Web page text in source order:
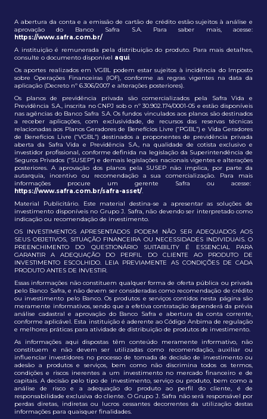
A abertura da conta e a emissão de cartão de crédito estão sujeitos à análise e
aprovação do Banco Safra S.A. Para saber mais, acesse:
https://www.safra.com.br/
A instituição é remunerada pela distribuição do produto. Para mais detalhes,
consulte o documento disponível aqui.
Os aportes realizados em VGBL podem estar sujeitos à incidência do Imposto
sobre Operações Financeiras (IOF), conforme as regras vigentes na data da
aplicação (Decreto nº 6.306/2007 e alterações posteriores).
Os planos de previdência privada são comercializados pela Safra Vida e
Previdência S.A., inscrita no CNPJ sob o nº 30.902.174/0001-05 e estão disponíveis
nas agências do Banco Safra S.A. Os fundos vinculados aos planos são destinados
a receber aplicações, com exclusividade, de recursos das reservas técnicas
relacionadas aos Planos Geradores de Benefícios Livre (“PGBL”) e Vida Geradores
de Benefícios Livre (“VGBL”) destinados a proponentes de previdência privada
aberta da Safra Vida e Previdência S.A., na qualidade de cotista exclusivo e
investidor profissional, conforme definida na legislação da Superintendência de
Seguros Privados (“SUSEP”) e demais legislações nacionais vigentes e alterações
posteriores. A aprovação dos planos pela SUSEP não implica, por parte da
autarquia, incentivo ou recomendação a sua comercialização. Para mais
informações procure um gerente Safra ou acesse:
https://www.safra.com.br/safra-asset/.
Material Publicitário. Este material destina-se a apresentar as soluções de
investimento disponíveis no Grupo J. Safra, não devendo ser interpretado como
indicação ou recomendação de investimento.
OS INVESTIMENTOS APRESENTADOS PODEM NÃO SER ADEQUADOS AOS
SEUS OBJETIVOS, SITUAÇÃO FINANCEIRA OU NECESSIDADES INDIVIDUAIS. O
PREENCHIMENTO DO QUESTIONÁRIO SUITABILITY É ESSENCIAL PARA
GARANTIR A ADEQUAÇÃO DO PERFIL DO CLIENTE AO PRODUTO DE
INVESTIMENTO ESCOLHIDO. LEIA PREVIAMENTE AS CONDIÇÕES DE CADA
PRODUTO ANTES DE INVESTIR.
Essas informações não constituem qualquer forma de oferta pública ou privada
pelo Banco Safra, e não devem ser consideradas como recomendação de crédito
ou investimento pelo Banco. Os produtos e serviços contidos nesta página são
meramente informativos, sendo que a efetiva contratação dependerá da prévia
análise cadastral e aprovação do Banco Safra e abertura da conta corrente,
conforme aplicável. Esta instituição é aderente ao Código Anbima de regulação
e melhores práticas para atividade de distribuição de produtos de investimento.
As informações aqui dispostas têm conteúdo meramente informativo, não
constituem e não devem ser utilizadas como recomendação, auxiliar ou
influenciar investidores no processo de tomada de decisão de investimento ou
adesão a produtos e serviços, bem como não discrimina todos os termos,
condições e riscos inerentes a um investimento no mercado financeiro e de
capitais. A decisão pelo tipo de investimento, serviço ou produto, bem como a
análise de risco e a adequação do produto ao perfil do cliente, é de
responsabilidade exclusiva do cliente. O Grupo J. Safra não será responsável por
perdas diretas, indiretas ou lucros cessantes decorrentes da utilização destas
informações para quaisquer finalidades.